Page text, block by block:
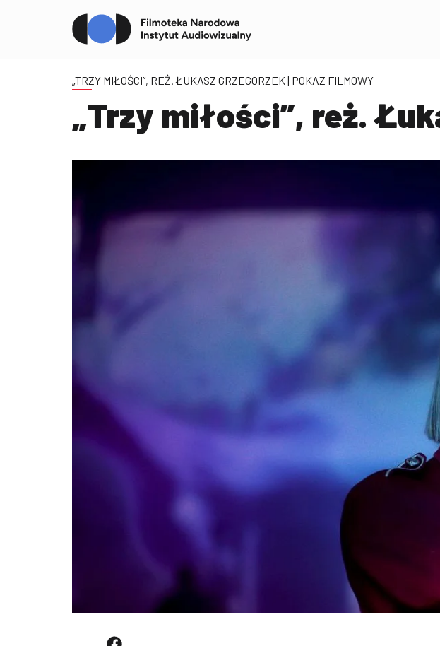
„TRZY MIŁOŚCI”, REŻ. ŁUKASZ GRZEGORZEK| POKAZ FILMOWY
„Trzy miłości”, reż.